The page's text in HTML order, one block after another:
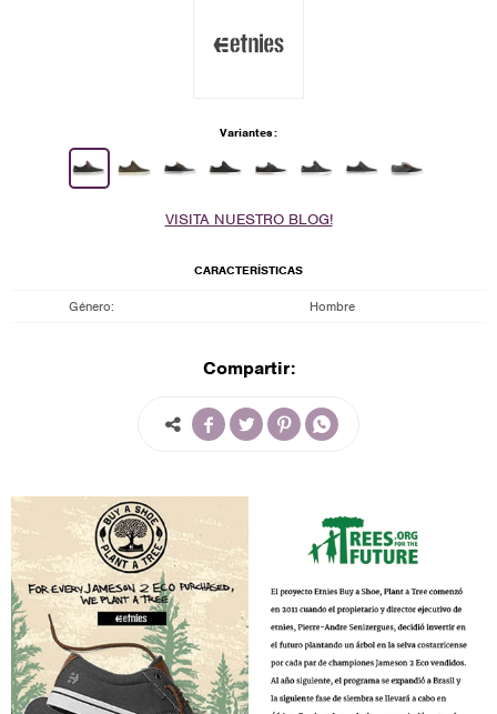
Variantes:
VISITA NUESTRO BLOG!
CARACTERÍSTICAS
Género Hombre
Compartir:
   